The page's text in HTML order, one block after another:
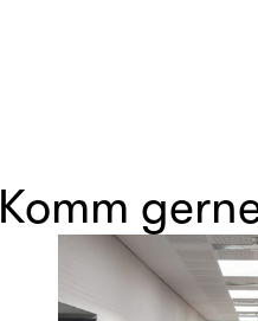
Komm